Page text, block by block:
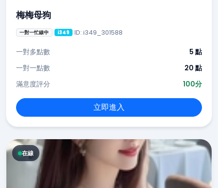
梅梅母狗
一對一忙線中 i349 ID: i349_301588
一對多點數
5 點
一對一點數
20 點
滿意度評分
100分
立即進入
在線